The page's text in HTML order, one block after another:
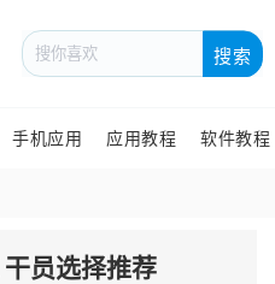
搜索
手机应用 应用教程 软件教程
员选择推荐